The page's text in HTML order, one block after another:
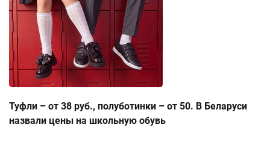
Туфли – от 38 руб., полуботинки – от 50. В Беларуси
назвали цены на школьную обувь